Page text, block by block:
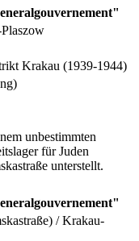
Krakau (1939-1944)
unbestimmten
für Juden
unterstellt.
/ Krakau-